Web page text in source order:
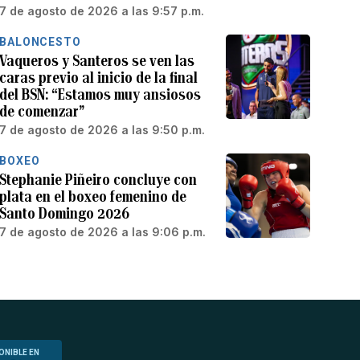
7 de agosto de 2026 a las 9:57 p.m.
BALONCESTO
Vaqueros y Santeros se ven las
caras previo al inicio de la final
del BSN: “Estamos muy ansiosos
de comenzar”
7 de agosto de 2026 a las 9:50 p.m.
BOXEO
Stephanie Piñeiro concluye con
plata en el boxeo femenino de
Santo Domingo 2026
7 de agosto de 2026 a las 9:06 p.m.
EN